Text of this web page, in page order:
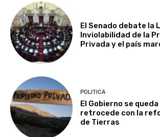
El Senado debate la
Inviolabilidad de la
Privada y el país
POLITICA
El Gobierno se
retrocede con la
de Tierras